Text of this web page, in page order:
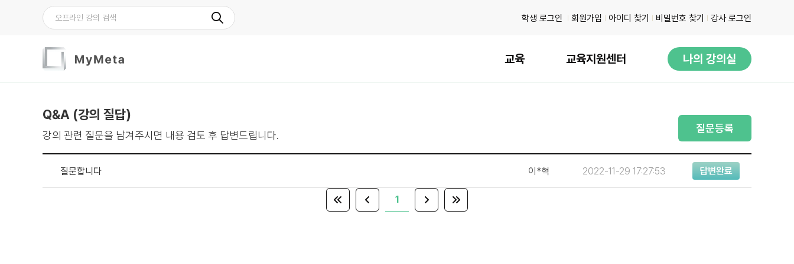
학생 로그인 회원가입 아이디 찾기 비밀번호 찾기 강사 로그인
교육 교육지원센터 나의 강의실
Q&A (강의 질답)
강의 관련 질문을 남겨주시면 내용 검토 후 답변드립니다.
질문등록
질문합니다 이*혁 2022-11-29 17:27:53
1